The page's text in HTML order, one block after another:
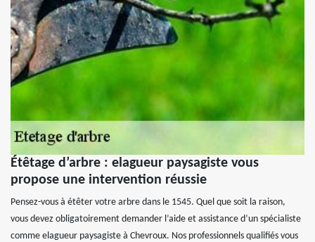
Étêtage d’arbre : elagueur paysagiste vous
propose une intervention réussie
Pensez-vous à étêter votre arbre dans le 1545. Quel que soit la raison,
vous devez obligatoirement demander l’aide et assistance d’un spécialiste
comme elagueur paysagiste à Chevroux. Nos professionnels qualifiés vous